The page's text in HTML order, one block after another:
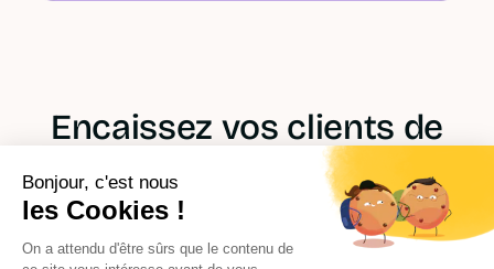
Encaissez vos clients de
chantier facilement grâce
aux liens de paiement